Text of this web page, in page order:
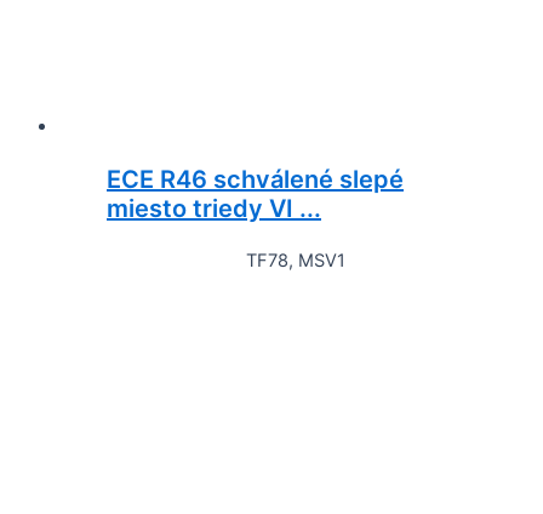
ECE R46 schválené slepé
miesto triedy VI ...
TF78, MSV1